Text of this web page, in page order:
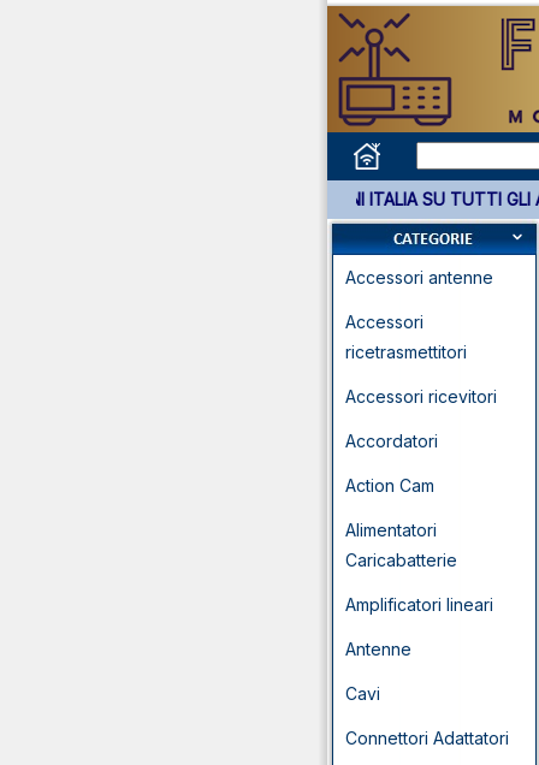
*** GARANZIA 3 ANNI ITALIA SU
Accessori antenne
Accessori
ricetrasmettitori
Accessori ricevitori
Accordatori
Action Cam
Alimentatori
Caricabatterie
Amplificatori lineari
Antenne
Cavi
Connettori Adattatori